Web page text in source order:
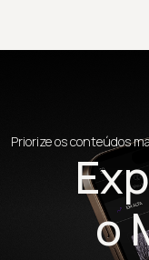
Priorize os conteúdos
o